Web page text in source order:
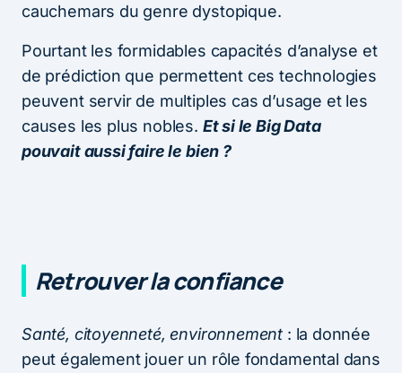
cauchemars du genre dystopique.
Pourtant les formidables capacités d’analyse et
de prédiction que permettent ces technologies
peuvent servir de multiples cas d’usage et les
causes les plus nobles. Et si le Big Data
pouvait aussi faire le bien ?
Retrouver la confiance
Santé, citoyenneté, environnement : la donnée
peut également jouer un rôle fondamental dans